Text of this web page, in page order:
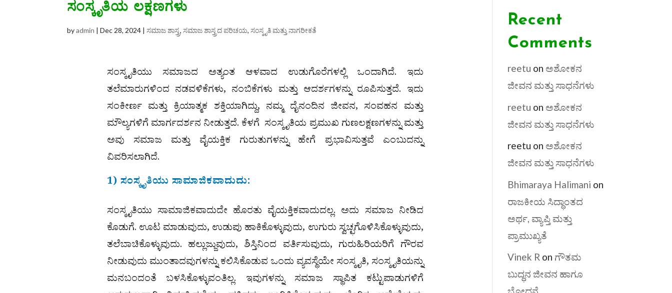
ಸಂಸ್ಕೃತಿಯ ಲಕ್ಷಣಗಳು
byadmin |Dec 28, 2024 |ಸಮಾಜ ಶಾಸ್ತ್ರ,ಸಮಾಜ ಶಾಸ್ತ್ರದ ಪರಿಚಯ,ಸಂಸ್ಕೃತಿ ಮತ್ತು ನಾಗರೀಕತೆ
ಸಂಸ್ಕೃತಿಯು ಸಮಾಜದ ಅತ್ಯಂತ ಆಳವಾದ ಉಡುಗೊರೆಗಳಲ್ಲಿ ಒಂದಾಗಿದೆ. ಇದು
ತಲೆಮಾರುಗಳಿಂದ ನಡವಳಿಕೆಗಳು, ನಂಬಿಕೆಗಳು ಮತ್ತು ಆದರ್ಶಗಳನ್ನು ರೂಪಿಸುತ್ತದೆ. ಇದು
ಸಂಕೀರ್ಣ ಮತ್ತು ಕ್ರಿಯಾತ್ಮಕ ಶಕ್ತಿಯಾಗಿದ್ದು, ನಮ್ಮ ದೈನಂದಿನ ಜೀವನ, ಸಂವಹನ ಮತ್ತು
ಮೌಲ್ಯಗಳಿಗೆ ಮಾರ್ಗದರ್ಶನ ನೀಡುತ್ತದೆ. ಕೆಳಗೆ ಸಂಸ್ಕೃತಿಯ ಪ್ರಮುಖ ಗುಣಲಕ್ಷಣಗಳನ್ನು ಮತ್ತು
ಅವು ಸಮಾಜ ಮತ್ತು ವೈಯಕ್ತಿಕ ಗುರುತುಗಳನ್ನು ಹೇಗೆ ಪ್ರಭಾವಿಸುತ್ತವೆ ಎಂಬುದನ್ನು
ವಿವರಿಸಲಾಗಿದೆ.
1) ಸಂಸ್ಕೃತಿಯು ಸಾಮಾಜಿಕವಾದುದು:
ಸಂಸ್ಕೃತಿಯು ಸಾಮಾಜಿಕವಾದುದೇ ಹೊರತು ವೈಯಕ್ತಿಕವಾದುದಲ್ಲ. ಅದು ಸಮಾಜ ನೀಡಿದ
ಕೊಡುಗೆ. ಊಟ ಮಾಡುವುದು, ಉಡುಪು ಹಾಕಿಕೊಳ್ಳುವುದು, ಉಗುರು ಸ್ವಚ್ಛಗೊಳಿಸಿಕೊಳ್ಳುವುದು,
ತಲೆಬಾಚಿಕೊಳ್ಳುವುದು. ಹಲ್ಲುಜ್ಜುವುದು, ಶಿಸ್ತಿನಿಂದ ವರ್ತಿಸುವುದು, ಗುರುಹಿರಿಯರಿಗೆ ಗೌರವ
ನೀಡುವುದು ಮುಂತಾದವುಗಳನ್ನು ಕಲಿಸಿಕೊಡುವ ಒಂದು ವ್ಯವಸ್ಥೆಯೇ ಸಂಸ್ಕೃತಿ, ಸಂಸ್ಕೃತಿಯನ್ನು
ಮನಬಂದಂತೆ ಬಳಸಿಕೊಳ್ಳುವಂತಿಲ್ಲ. ಇವುಗಳನ್ನು ಸಮಾಜ ಸ್ಥಾಪಿತ ಕಟ್ಟುಪಾಡುಗಳಿಗೆ
Recent
Comments
reetu on ಅಶೋಕನ
ಜೀವನ ಮತ್ತು ಸಾಧನೆಗಳು
reetu on ಅಶೋಕನ
ಜೀವನ ಮತ್ತು ಸಾಧನೆಗಳು
reetu on ಅಶೋಕನ
ಜೀವನ ಮತ್ತು ಸಾಧನೆಗಳು
Bhimaraya Halimani on
ರಾಜಕೀಯ ಸಿದ್ಧಾಂತದ
ಅರ್ಥ, ವ್ಯಾಪ್ತಿ ಮತ್ತು
ಪ್ರಾಮುಖ್ಯತೆ
Vinek R on ಗೌತಮ
ಬುದ್ಧನ ಜೀವನ ಹಾಗೂ